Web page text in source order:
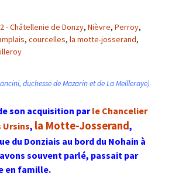
2 - Châtellenie de Donzy, Nièvre, Perroy,
, courcelles, la motte-josserand,
duchesse de Mazarin et de La Meilleraye)
son acquisition parle Chancelier
Ursins, la Motte-Josserand,
du Donziais au bord du Nohain à
souvent parlé, passait par
en famille.